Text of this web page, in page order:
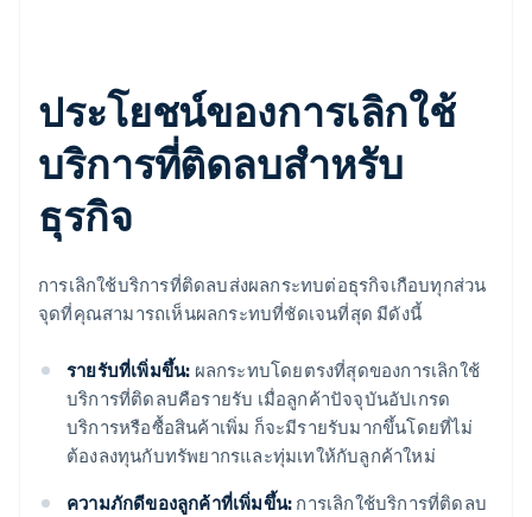
ประโยชน์ของการเลิกใช้
บริการที่ติดลบสําหรับ
ธุรกิจ
การเลิกใช้บริการที่ติดลบส่งผลกระทบต่อธุรกิจเกือบทุกส่วน
จุดที่คุณสามารถเห็นผลกระทบที่ชัดเจนที่สุด มีดังนี้
รายรับที่เพิ่มขึ้น: ผลกระทบโดยตรงที่สุดของการเลิกใช้
บริการที่ติดลบคือรายรับ เมื่อลูกค้าปัจจุบันอัปเกรด
บริการหรือซื้อสินค้าเพิ่ม ก็จะมีรายรับมากขึ้นโดยที่ไม่
ต้องลงทุนกับทรัพยากรและทุ่มเทให้กับลูกค้าใหม่
ความภักดีของลูกค้าที่เพิ่มขึ้น: การเลิกใช้บริการที่ติดลบ